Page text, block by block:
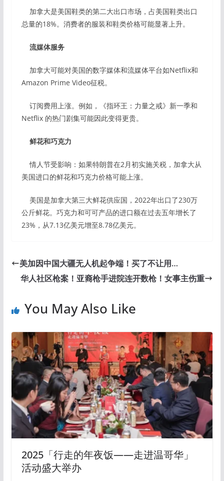
加拿大是美国鞋类的第二大出口市场，占美国鞋类出口
总量的18%。消费者的服装和鞋类价格可能显著上升。
流媒体服务
加拿大可能对美国的数字媒体和流媒体平台如Netflix和
Amazon Prime Video征税。
订阅费用上涨。例如，《指环王：力量之戒》新一季和
Netflix 的热门剧集可能因此变得更贵。
鲜花和巧克力
情人节受影响：如果特朗普在2月初实施关税，加拿大从
美国进口的鲜花和巧克力价格可能上涨。
美国是加拿大第三大鲜花供应国，2022年出口了230万
公斤鲜花。巧克力和可可产品的进口额在过去五年增长了
23%，从7.13亿美元增至8.78亿美元。
美加因中国大疆无人机起争端！买了不让用…
华人社区枪案！亚裔枪手进院连开数枪！女事主伤重
You May Also Like
2025「行走的年夜饭——走进温哥华」
活动盛大举办